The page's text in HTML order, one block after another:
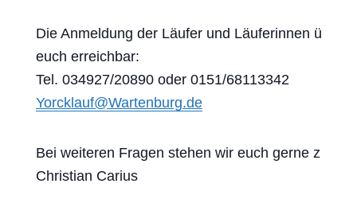
Die Anmeldung der Läufer und Läuferinnen
euch erreichbar:
Tel. 034927/20890 oder 0151/68113342
Yorcklauf@Wartenburg.de
Bei weiteren Fragen stehen wir euch gerne zur
Christian Carius